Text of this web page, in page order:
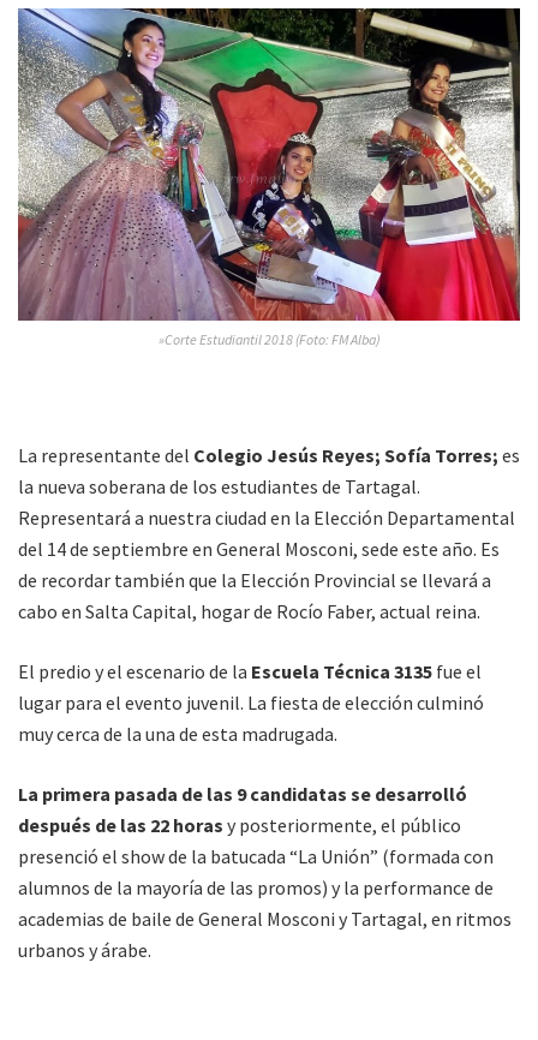
»Corte Estudiantil 2018 (Foto: FM Alba)
La representante del Colegio Jesús Reyes; Sofía Torres; es
la nueva soberana de los estudiantes de Tartagal.
Representará a nuestra ciudad en la Elección Departamental
del 14 de septiembre en General Mosconi, sede este año. Es
de recordar también que la Elección Provincial se llevará a
cabo en Salta Capital, hogar de Rocío Faber, actual reina.
El predio y el escenario de la Escuela Técnica 3135 fue el
lugar para el evento juvenil. La fiesta de elección culminó
muy cerca de la una de esta madrugada.
La primera pasada de las 9 candidatas se desarrolló
después de las 22 horas y posteriormente, el público
presenció el show de la batucada “La Unión” (formada con
alumnos de la mayoría de las promos) y la performance de
academias de baile de General Mosconi y Tartagal, en ritmos
urbanos y árabe.